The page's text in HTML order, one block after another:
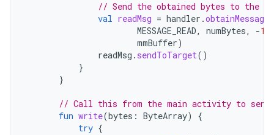
// Send the obtained bytes to the
val readMsg = handler .obtainMessage
MESSAGE_READ, numBytes, -1
mmBuffer)
readMsg . sendToTarget()
}
}
// Call this from the main activity to send
fun write(bytes : ByteArray)
{
try {